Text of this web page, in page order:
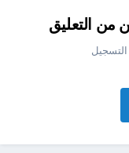
التعليق